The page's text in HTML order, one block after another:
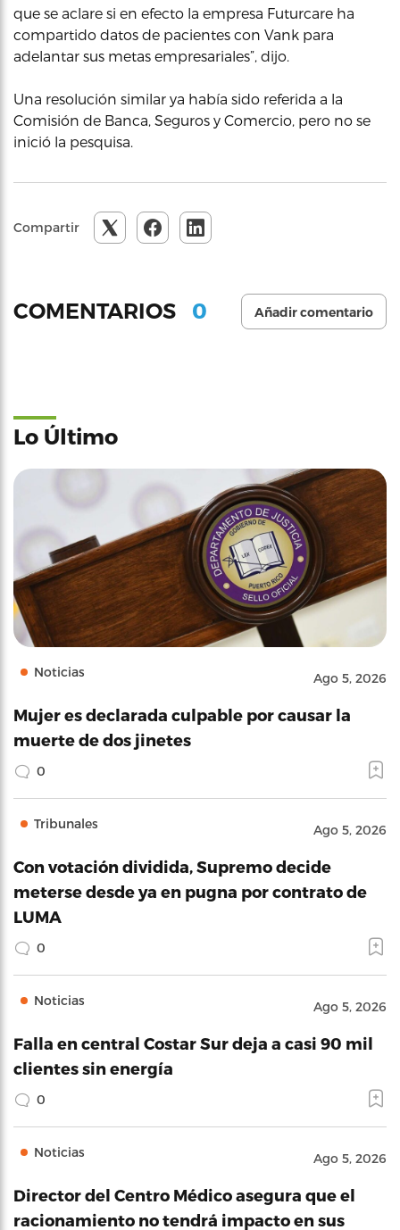
que se aclare si en efecto la empresa Futurcare ha
compartido datos de pacientes con Vank para
adelantar sus metas empresariales”, dijo.
Una resolución similar ya había sido referida a la
Comisión de Banca, Seguros y Comercio, pero no se
inició la pesquisa.
Compartir
COMENTARIOS 0 Añadir comentario
Lo Último
Noticias Ago 5, 2026
Mujer es declarada culpable por causar la
muerte de dos jinetes
0
Tribunales Ago 5, 2026
Con votación dividida, Supremo decide
meterse desde ya en pugna por contrato de
LUMA
0
Noticias Ago 5, 2026
Falla en central Costar Sur deja a casi 90 mil
clientes sin energía
0
Noticias Ago 5, 2026
Director del Centro Médico asegura que el
racionamiento no tendrá impacto en sus